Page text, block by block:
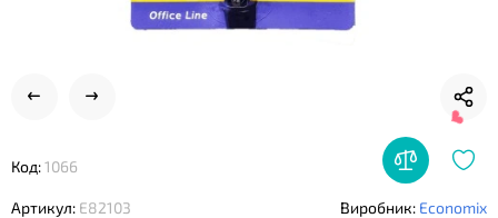
Код:1066
Артикул: E82103 Виробник: Economix